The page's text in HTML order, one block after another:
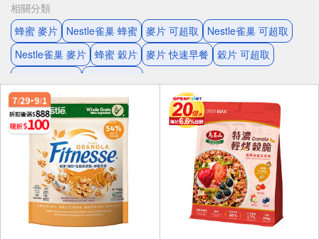
相關分類
蜂蜜 麥片
Nestle雀巢 蜂蜜 麥片 可超取
Nestle雀巢 可超取
Nestle雀巢 麥片 蜂蜜 穀片 麥片 快速早餐
穀片 可超取